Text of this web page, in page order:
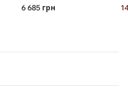
6 685 грн